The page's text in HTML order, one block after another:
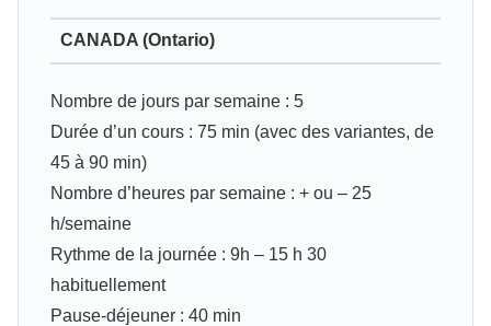
CANADA (Ontario)
Nombre de jours par semaine : 5
Durée d’un cours : 75 min (avec des variantes, de
45 à 90 min)
Nombre d’heures par semaine : + ou – 25
h/semaine
Rythme de la journée : 9h – 15 h 30
habituellement
Pause-déjeuner : 40 min